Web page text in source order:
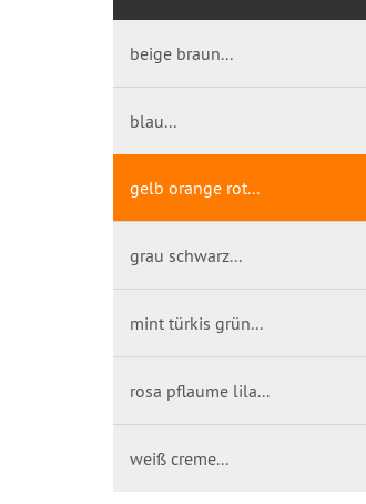
beige braun...
blau...
gelb orange rot...
grau schwarz...
mint türkis grün...
rosa pflaume lila...
weiß creme...